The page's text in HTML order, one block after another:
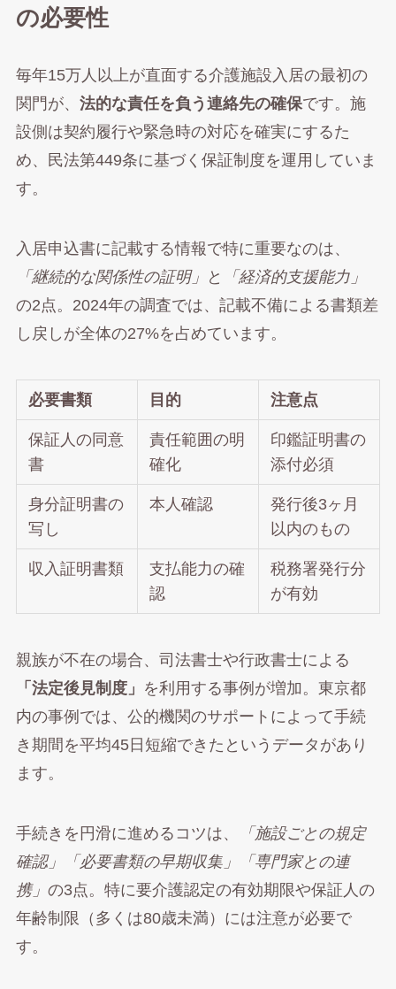
の必要性
毎年15万人以上が直面する介護施設入居の最初の
関門が、 法的な責任を負う連絡先の確保です。施
設側は契約履行や緊急時の対応を確実にするた
め、民法第449条に基づく保証制度を運用していま
す。
入居申込書に記載する情報で特に重要なのは、
「継続的な関係性の証明」 と
「経済的支援能力」
の2点。2024年の調査では、記載不備による書類差
し戻しが全体の27%を占めています。
必要書類 目的 注意点
保証人の同意
書
責任範囲の明
確化
印鑑証明書の
添付必須
身分証明書の
写し
本人確認
発行後3ヶ月
以内のもの
収入証明書類
支払能力の確
認
税務署発行分
が有効
親族が不在の場合、司法書士や行政書士による
「法定後見制度」 を利用する事例が増加。東京都
内の事例では、公的機関のサポートによって手続
き期間を平均45日短縮できたというデータがあり
ます。
手続きを円滑に進めるコツは、
「施設ごとの規定
確認」「必要書類の早期収集」「専門家との連
携」 の3点。特に要介護認定の有効期限や保証人の
年齢制限（多くは80歳未満）には注意が必要で
す。